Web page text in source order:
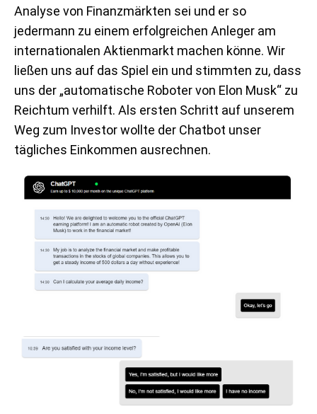
Analyse von Finanzmärkten sei und er so
jedermann zu einem erfolgreichen Anleger am
internationalen Aktienmarkt machen könne. Wir
ließen uns auf das Spiel ein und stimmten zu, dass
uns der „automatische Roboter von Elon Musk“ zu
Reichtum verhilft. Als ersten Schritt auf unserem
Weg zum Investor wollte der Chatbot unser
tägliches Einkommen ausrechnen.